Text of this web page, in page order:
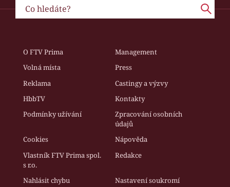
O FTV Prima
Management
Volná místa
Press
Reklama
Castingy a výzvy
HbbTV
Kontakty
Podmínky užívání
Zpracování osobních
údajů
Cookies
Nápověda
Vlastník FTV Prima spol.
s r.o.
Redakce
Nahlásit chybu Nastavení soukromí